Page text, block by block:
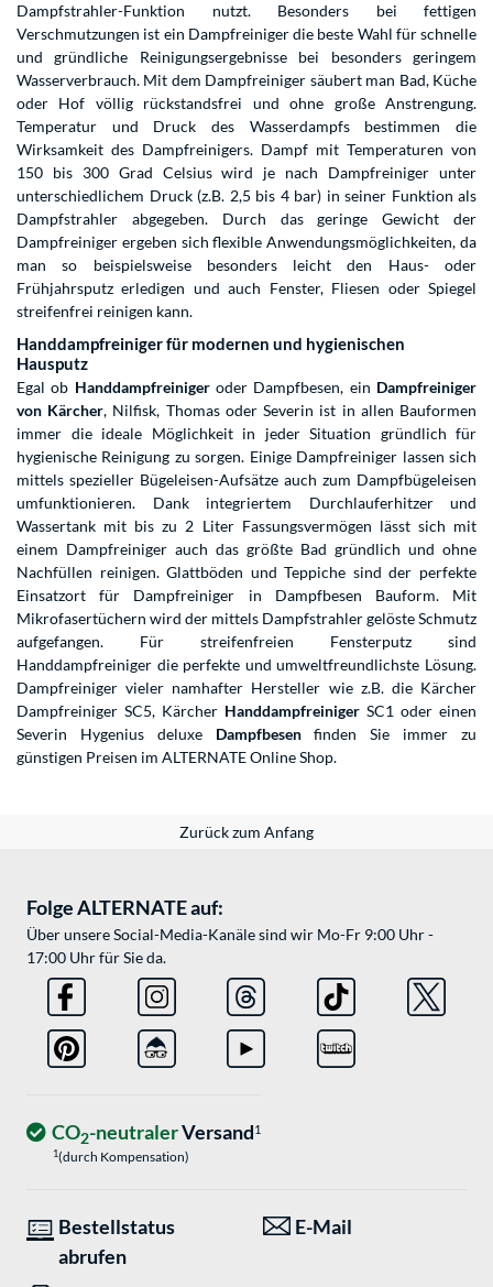
Dampfstrahler-Funktion nutzt. Besonders bei fettigen
Verschmutzungen ist ein Dampfreiniger die beste Wahl für schnelle
und gründliche Reinigungsergebnisse bei besonders geringem
Wasserverbrauch. Mit dem Dampfreiniger säubert man Bad, Küche
oder Hof völlig rückstandsfrei und ohne große Anstrengung.
Temperatur und Druck des Wasserdampfs bestimmen die
Wirksamkeit des Dampfreinigers. Dampf mit Temperaturen von
150 bis 300 Grad Celsius wird je nach Dampfreiniger unter
unterschiedlichem Druck (z.B. 2,5 bis 4 bar) in seiner Funktion als
Dampfstrahler abgegeben. Durch das geringe Gewicht der
Dampfreiniger ergeben sich flexible Anwendungsmöglichkeiten, da
man so beispielsweise besonders leicht den Haus- oder
Frühjahrsputz erledigen und auch Fenster, Fliesen oder Spiegel
streifenfrei reinigen kann.
Handdampfreiniger für modernen und hygienischen
Hausputz
Egal ob Handdampfreinigeroder Dampfbesen, ein Dampfreiniger
von Kärcher, Nilfisk, Thomas oder Severin ist in allen Bauformen
immer die ideale Möglichkeit in jeder Situation gründlich für
hygienische Reinigung zu sorgen. Einige Dampfreiniger lassen sich
mittels spezieller Bügeleisen-Aufsätze auch zum Dampfbügeleisen
umfunktionieren. Dank integriertem Durchlauferhitzer und
Wassertank mit bis zu 2 Liter Fassungsvermögen lässt sich mit
einem Dampfreiniger auch das größte Bad gründlich und ohne
Nachfüllen reinigen. Glattböden und Teppiche sind der perfekte
Einsatzort für Dampfreiniger in Dampfbesen Bauform. Mit
Mikrofasertüchern wird der mittels Dampfstrahler gelöste Schmutz
aufgefangen. Für streifenfreien Fensterputz sind
Handdampfreiniger die perfekte und umweltfreundlichste Lösung.
Dampfreiniger vieler namhafter Hersteller wie z.B. die Kärcher
Dampfreiniger SC5, Kärcher Handdampfreiniger SC1 oder einen
Severin Hygenius deluxe Dampfbesenfinden Sie immer zu
günstigen Preisen im ALTERNATE Online Shop.
Zurück zum Anfang
Folge ALTERNATE auf:
Über unsere Social-Media-Kanäle sind wir Mo-Fr 9:00 Uhr -
17:00 Uhr für Sie da.
CO2-neutralerVersand1
1(durch Kompensation)
Bestellstatus
abrufen
E-Mail